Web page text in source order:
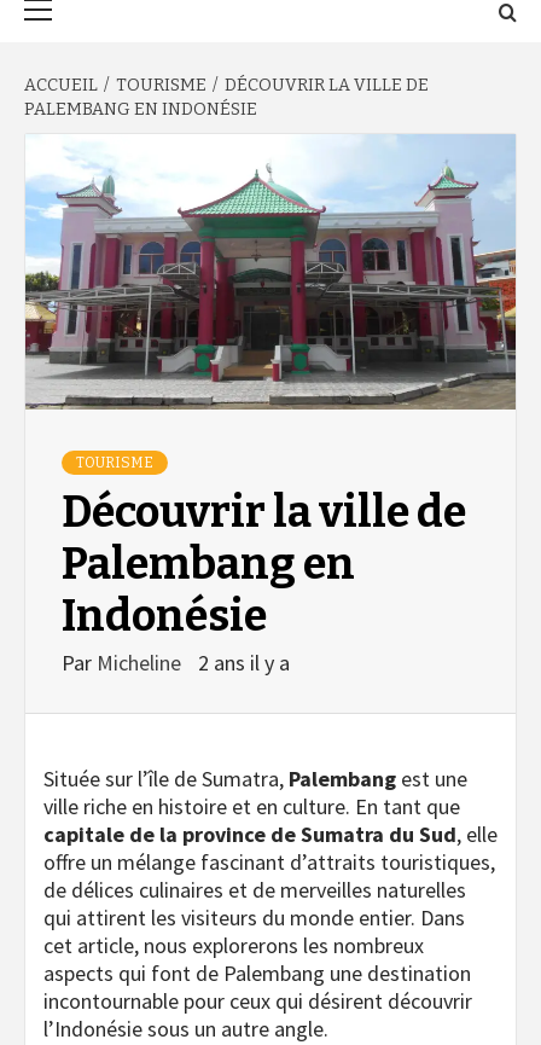
ACCUEIL TOURISME
DÉCOUVRIR LA VILLE DE
PALEMBANG EN INDONÉSIE
TOURISME
Découvrir la ville de
Palembang en
Indonésie
Par Micheline 2 ans il y a
Située sur l’île de Sumatra, Palembang est une
ville riche en histoire et en culture. En tant que
capitale de la province de Sumatra du Sud, elle
offre un mélange fascinant d’attraits touristiques,
de délices culinaires et de merveilles naturelles
qui attirent les visiteurs du monde entier. Dans
cet article, nous explorerons les nombreux
aspects qui font de Palembang une destination
incontournable pour ceux qui désirent découvrir
l’Indonésie sous un autre angle.